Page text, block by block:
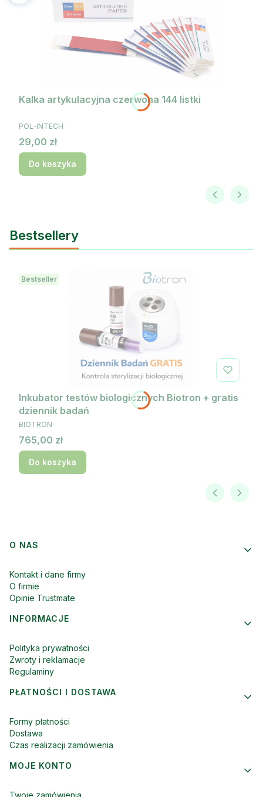
Kalka artykulacyjna czerwona 144 listki
PRODUCENT
POL-INTECH
Cena
29,00 zł
Do koszyka
Bestsellery
Bestseller
Inkubator testów biologicznych Biotron + gratis
dziennik badań
PRODUCENT
BIOTRON
Cena
765,00 zł
Do koszyka
Linki w stopce
O NAS
Kontakt i dane firmy
O firmie
Opinie Trustmate
INFORMACJE
Polityka prywatności
Zwroty i reklamacje
Regulaminy
PŁATNOŚCI I DOSTAWA
Formy płatności
Dostawa
Czas realizacji zamówienia
MOJE KONTO